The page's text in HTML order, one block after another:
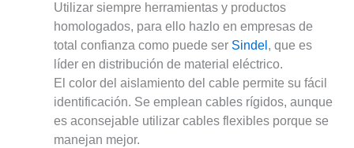
Utilizar siempre herramientas y productos
homologados, para ello hazlo en empresas de
total confianza como puede ser Sindel , que es
líder en distribución de material eléctrico.
El color del aislamiento del cable permite su fácil
identificación. Se emplean cables rígidos, aunque
es aconsejable utilizar cables flexibles porque se
manejan mejor.